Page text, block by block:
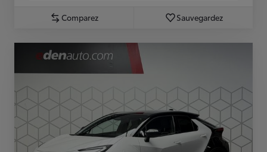
Comparez Sauvegardez